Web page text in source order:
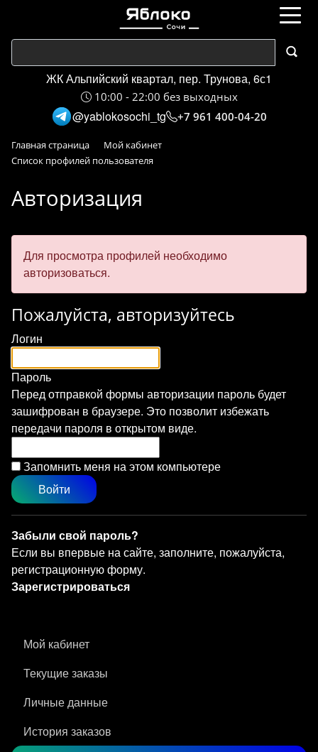
ЖК Альпийский квартал, пер. Трунова, 6с1
10:00 - 22:00 без выходных
@yablokosochi_tg +7 961 400-04-20
Главная страница
Мой кабинет
Список профилей пользователя
Авторизация
Для просмотра профилей необходимо
авторизоваться.
Пожалуйста, авторизуйтесь
Логин
Пароль
Перед отправкой формы авторизации пароль будет
зашифрован в браузере. Это позволит избежать
передачи пароля в открытом виде.
Запомнить меня на этом компьютере
Забыли свой пароль?
Если вы впервые на сайте, заполните, пожалуйста,
регистрационную форму.
Зарегистрироваться
Мой кабинет
Текущие заказы
Личные данные
История заказов